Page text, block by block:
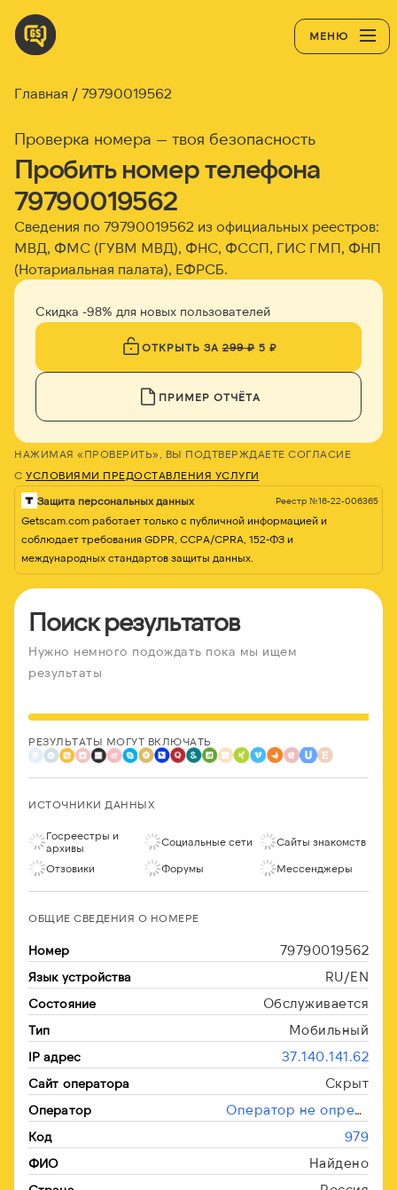
МЕНЮ
Главная 79790019562
Проверка номера — твоя безопасность
Пробить номер телефона
79790019562
Сведения по 79790019562 из официальных реестров:
МВД, ФМС (ГУВМ МВД), ФНС, ФССП, ГИС ГМП, ФНП
(Нотариальная палата), ЕФРСБ.
Скидка -98% для новых пользователей
ОТКРЫТЬ ЗА299 ₽5 ₽
ПРИМЕР ОТЧЁТА
НАЖИМАЯ «ПРОВЕРИТЬ», ВЫ ПОДТВЕРЖДАЕТЕ СОГЛАСИЕ
С УСЛОВИЯМИ ПРЕДОСТАВЛЕНИЯ УСЛУГИ
Защита персональных данных Реестр №16-22-006365
Getscam.com работает только с публичной информацией и
соблюдает требования GDPR, CCPA/CPRA, 152-ФЗ и
международных стандартов защиты данных.
Поиск результатов
Нужно немного подождать пока мы ищем
результаты
РЕЗУЛЬТАТЫ МОГУТ ВКЛЮЧАТЬ
ИСТОЧНИКИ ДАННЫХ
Госреестры и
архивы
Социальные сети Сайты знакомств
Отзовики Форумы Мессенджеры
ОБЩИЕ СВЕДЕНИЯ О НОМЕРЕ
Номер 79790019562
Язык устройства RU/EN
Состояние Обслуживается
Тип Мобильный
IP адрес 37.140.141.62
Сайт оператора Скрыт
Оператор Оператор не определён
Код 979
ФИО Найдено